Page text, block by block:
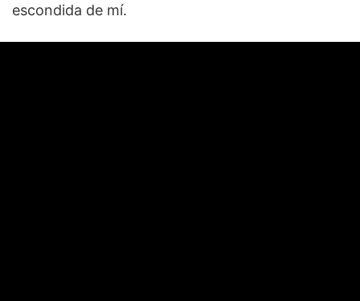
escondida de mí.